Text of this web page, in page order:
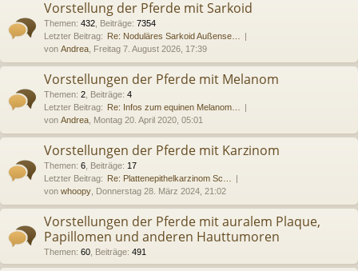
Vorstellung der Pferde mit Sarkoid
Themen: 432 Beiträge: 7354
Letzter Beitrag: Re: Noduläres Sarkoid Außense…
von Andrea , Freitag 7. August 2026, 17:39
Vorstellungen der Pferde mit Melanom
Themen: 2 Beiträge: 4
Letzter Beitrag: Re: Infos zum equinen Melanom…
von Andrea , Montag 20. April 2020, 05:01
Vorstellungen der Pferde mit Karzinom
Themen: 6 Beiträge: 17
Letzter Beitrag: Re: Plattenepithelkarzinom Sc…
von whoopy , Donnerstag 28. März 2024, 21:02
Vorstellungen der Pferde mit auralem Plaque,
Papillomen und anderen Hauttumoren
Themen: 60 Beiträge: 491